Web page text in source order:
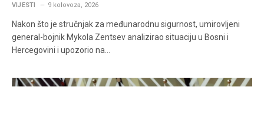
VIJESTI 9 kolovoza, 2026
Nakon što je stručnjak za međunarodnu sigurnost, umirovljeni
general-bojnik Mykola Zentsev analizirao situaciju u Bosni i
Hercegovini i upozorio na…